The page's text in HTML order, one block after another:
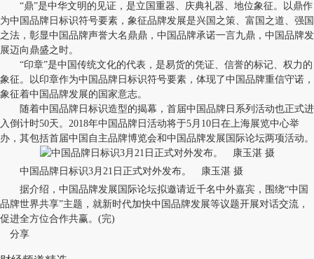
“鼎”是中华文明的见证，是立国重器、庆典礼器、地位象征。以鼎作
为中国品牌日标识符号要素，象征品牌发展是兴国之策、富国之道、强国
之法，彰显中国品牌声誉大名鼎鼎，中国品牌承诺一言九鼎，中国品牌发
展迈向鼎盛之时。
“印章”是中国传统文化的代表，是易货的凭证、信誉的标记、权力的
象征。以印章作为中国品牌日标识符号要素，体现了中国品牌重信守诺，
象征着中国品牌发展的国家意志。
随着中国品牌日标识造型的揭幕，首届中国品牌日系列活动也正式进
入倒计时50天。2018年中国品牌日活动将于5月10日在上海展览中心举
办，其包括首届中国自主品牌博览会和中国品牌发展国际论坛两项活动。
中国品牌日标识3月21日正式对外发布。 康玉湛 摄
据介绍，中国品牌发展国际论坛拟邀请近千名中外嘉宾，围绕“中国
品牌世界共享”主题，就新时代加快中国品牌发展等议题开展对话交流，
促进全方位合作共赢。(完)
分享